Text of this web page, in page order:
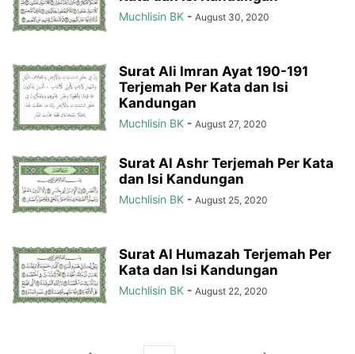
Muchlisin BK - August 30, 2020
Surat Ali Imran Ayat 190-191
Terjemah Per Kata dan Isi
Kandungan
Muchlisin BK - August 27, 2020
Surat Al Ashr Terjemah Per Kata
dan Isi Kandungan
Muchlisin BK - August 25, 2020
Surat Al Humazah Terjemah Per
Kata dan Isi Kandungan
Muchlisin BK - August 22, 2020